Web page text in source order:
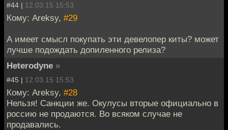
#44 | 12.03.15 15:53
Кому: Areksy, #29
А имеет смысл покупать эти девелопер киты? может
лучше подождать допиленного релиза?
Heterodyne »
#45 | 12.03.15 15:53
Кому: Areksy, #28
Нельзя! Санкции же. Окулусы вторые официально в
россию не продаются. Во всяком случае не
продавались.